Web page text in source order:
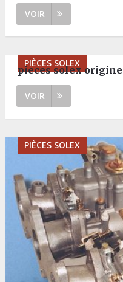
VOIR
PIÈCES SOLEX
pieces solex origine
VOIR
PIÈCES SOLEX